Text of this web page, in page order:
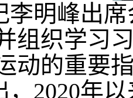
李明峰出
组织学习
动的重要
，2020年